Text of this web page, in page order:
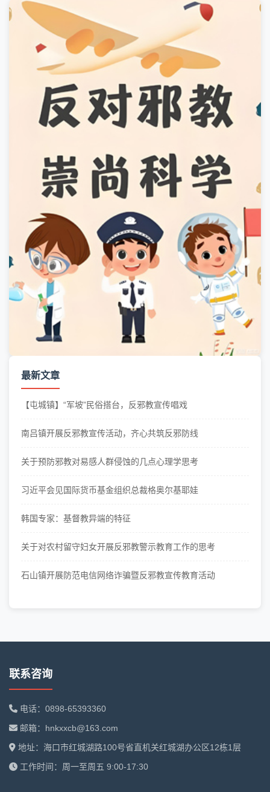
最新文章
【屯城镇】“军坡”民俗搭台，反邪教宣传唱戏
南吕镇开展反邪教宣传活动，齐心共筑反邪防线
关于预防邪教对易感人群侵蚀的几点心理学思考
习近平会见国际货币基金组织总裁格奥尔基耶娃
韩国专家：基督教异端的特征
关于对农村留守妇女开展反邪教警示教育工作的思考
石山镇开展防范电信网络诈骗暨反邪教宣传教育活动
联系咨询
电话：0898-65393360
邮箱：hnkxxcb@163.com
地址：海口市红城湖路100号省直机关红城湖办公区12栋1层
工作时间：周一至周五 9:00-17:30